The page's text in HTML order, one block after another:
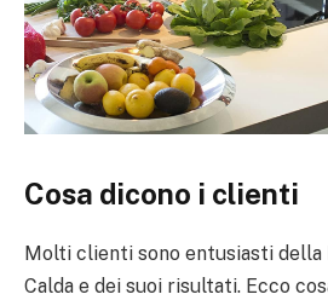
Cosa dicono i clienti
Molti clienti sono entusiasti
Calda e dei suoi risultati. Ecco